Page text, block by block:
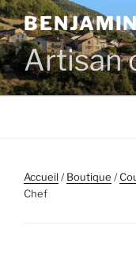
Artisan
Accueil/Boutique /
Chef